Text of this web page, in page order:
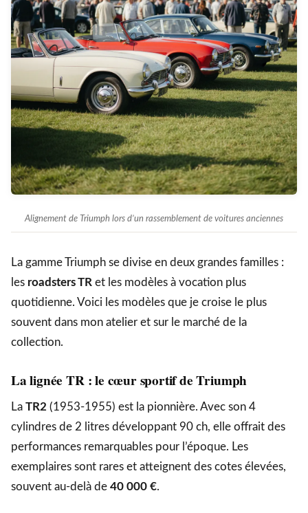
Alignement de Triumph lors d’un rassemblement de voitures anciennes
La gamme Triumph se divise en deux grandes familles :
les roadsters TR et les modèles à vocation plus
quotidienne. Voici les modèles que je croise le plus
souvent dans mon atelier et sur le marché de la
collection.
La lignée TR : le cœur sportif de Triumph
La TR2 (1953-1955) est la pionnière. Avec son 4
cylindres de 2 litres développant 90 ch, elle offrait des
performances remarquables pour l’époque. Les
exemplaires sont rares et atteignent des cotes élevées,
souvent au-delà de 40 000 €.